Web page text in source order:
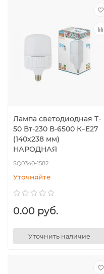
Лампа светодиодная T-
50 Вт-230 В-6500 К–E27
(140x238 мм)
НАРОДНАЯ
SQ0340-1582
Уточняйте
0.00 руб.
Уточнить наличие